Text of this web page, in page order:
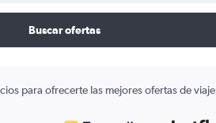
Buscar ofertas
para ofrecerte las mejores ofertas de viaje